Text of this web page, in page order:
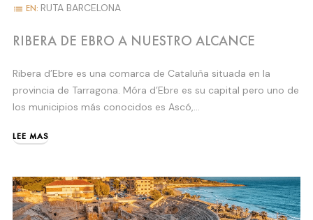
list EN: RUTA BARCELONA
RIBERA DE EBRO A NUESTRO ALCANCE
Ribera d’Ebre es una comarca de Cataluña situada en la
provincia de Tarragona. Móra d’Ebre es su capital pero uno de
los municipios más conocidos es Ascó,...
LEE MAS